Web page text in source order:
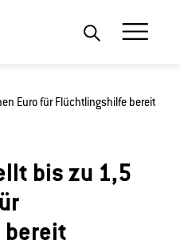
Euro für Flüchtlingshilfe bereit
bis zu 1,5